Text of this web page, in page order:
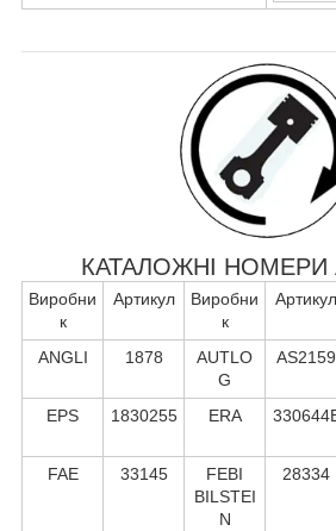
КАТАЛОЖНІ НОМЕРИ
Виробни
к
Артикул
Виробни
к
Артикул
ANGLI 1878
AUTLO
G
AS2159
EPS
1830255 ERA
FAE
33145
FEBI
BILSTEI
N
28334